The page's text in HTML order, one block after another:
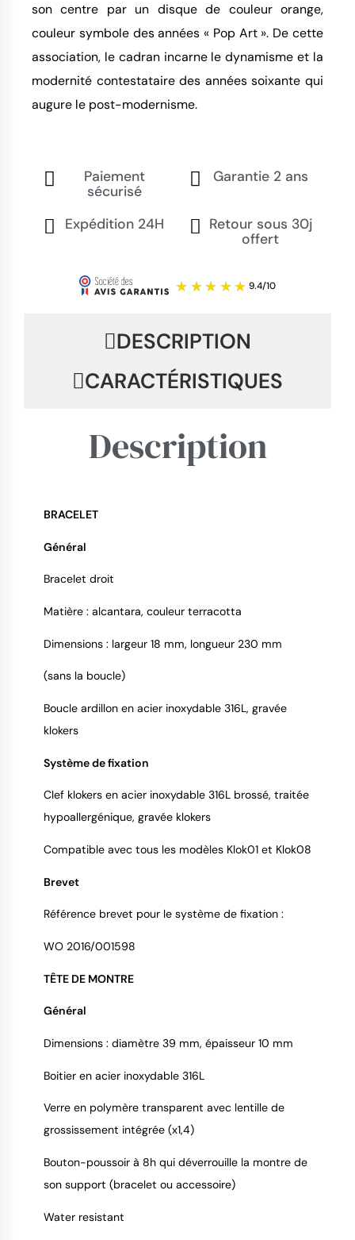
son centre par un disque de couleur orange,
couleur symbole des années « Pop Art ». De cette
association, le cadran incarne le dynamisme et la
modernité contestataire des années soixante qui
augure le post-modernisme.
Paiement
sécurisé
Garantie 2 ans
Expédition 24H
Retour sous 30j
offert
DESCRIPTION
CARACTÉRISTIQUES
Description
BRACELET
Général
Bracelet droit
Matière : alcantara, couleur terracotta
Dimensions : largeur 18 mm, longueur 230 mm
(sans la boucle)
Boucle ardillon en acier inoxydable 316L, gravée
klokers
Système de fixation
Clef klokers en acier inoxydable 316L brossé, traitée
hypoallergénique, gravée klokers
Compatible avec tous les modèles Klok01 et Klok08
Brevet
Référence brevet pour le système de fixation :
WO 2016/001598
TÊTE DE MONTRE
Général
Dimensions : diamètre 39 mm, épaisseur 10 mm
Boitier en acier inoxydable 316L
Verre en polymère transparent avec lentille de
grossissement intégrée (x1,4)
Bouton-poussoir à 8h qui déverrouille la montre de
son support (bracelet ou accessoire)
Water resistant